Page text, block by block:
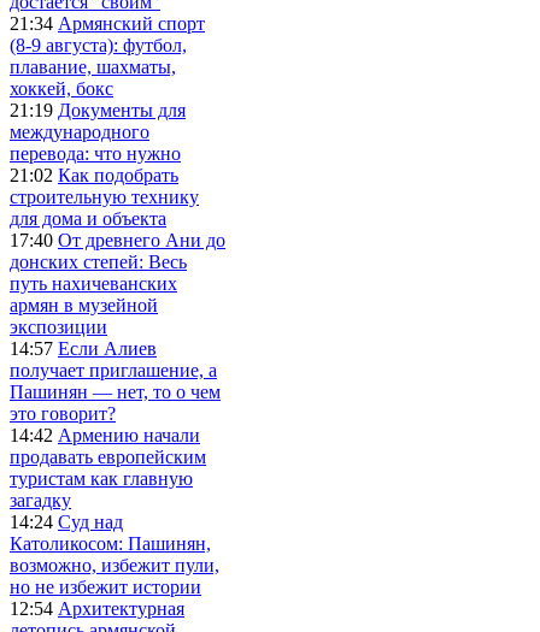
21:34 Армянский спорт
(8-9 августа): футбол,
плавание, шахматы,
хоккей, бокс
21:19 Документы для
международного
перевода: что нужно
21:02 Как подобрать
строительную технику
для дома и объекта
17:40 От древнего Ани до
донских степей: Весь
путь нахичеванских
армян в музейной
экспозиции
14:57 Если Алиев
получает приглашение, а
Пашинян — нет, то о чем
это говорит?
14:42 Армению начали
продавать европейским
туристам как главную
загадку
14:24 Суд над
Католикосом: Пашинян,
возможно, избежит пули,
но не избежит истории
12:54 Архитектурная